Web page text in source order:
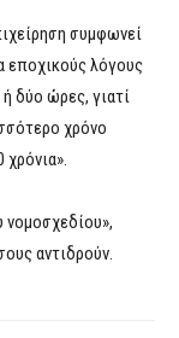
συμφωνεί
εποχικούς λόγους
ή δύο ώρες, γιατί
χρόνο
νομοσχεδίου»,
αντιδρούν.